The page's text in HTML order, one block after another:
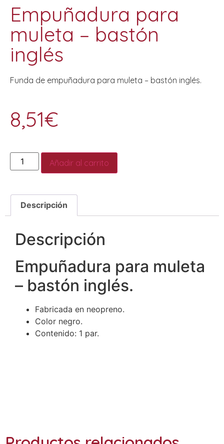
Empuñadura para
muleta – bastón
inglés
Funda de empuñadura para muleta – bastón inglés.
8,51€
Añadir al carrito
Descripción
Descripción
Empuñadura para muleta
– bastón inglés.
Fabricada en neopreno.
Color negro.
Contenido: 1 par.